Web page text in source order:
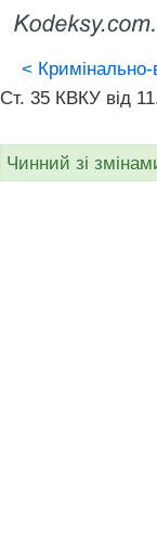
< Кримінально-
Ст. 35 КВКУ від
Чинний зі